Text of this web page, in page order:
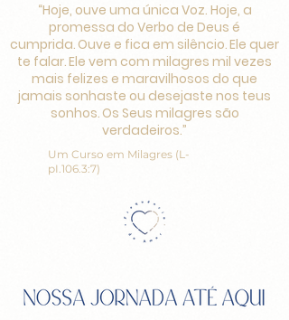
“Hoje, ouve uma única Voz. Hoje, a
promessa do Verbo de Deus é
cumprida. Ouve e fica em silêncio. Ele quer
te falar. Ele vem com milagres mil vezes
mais felizes e maravilhosos do que
jamais sonhaste ou desejaste nos teus
sonhos. Os Seus milagres são
verdadeiros.”​
Um Curso em Milagres (L-
pI.106.3:7)